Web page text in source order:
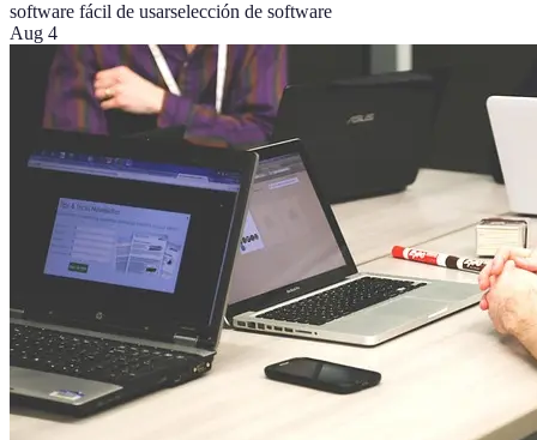
software fácil de usarselección de software
Aug 4